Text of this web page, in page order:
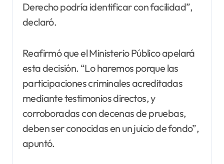
Derecho podría identificar con facilidad”,
declaró.
Reafirmó que el Ministerio Público apelará
esta decisión. “Lo haremos porque las
participaciones criminales acreditadas
mediante testimonios directos, y
corroboradas con decenas de pruebas,
deben ser conocidas en un juicio de fondo”,
apuntó.